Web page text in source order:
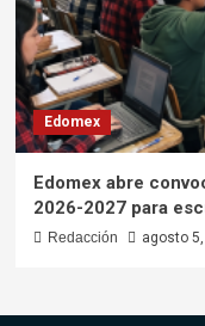
Edomex
Edomex abre
2026-2027 para
Redacción agosto